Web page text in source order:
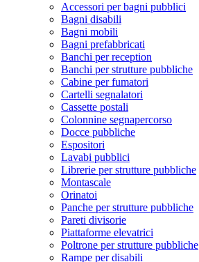
Accessori per bagni pubblici
Bagni disabili
Bagni mobili
Bagni prefabbricati
Banchi per reception
Banchi per strutture pubbliche
Cabine per fumatori
Cartelli segnalatori
Cassette postali
Colonnine segnapercorso
Docce pubbliche
Espositori
Lavabi pubblici
Librerie per strutture pubbliche
Montascale
Orinatoi
Panche per strutture pubbliche
Pareti divisorie
Piattaforme elevatrici
Poltrone per strutture pubbliche
Rampe per disabili